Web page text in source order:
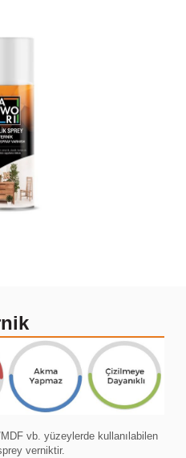
vb. yüzeylerde kullanılabilen
verniktir.